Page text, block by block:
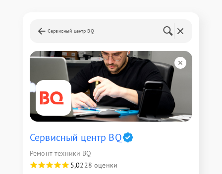
Сервисный центр BQ
Сервисный центр BQ
Ремонт техники BQ
5,0228 оценки